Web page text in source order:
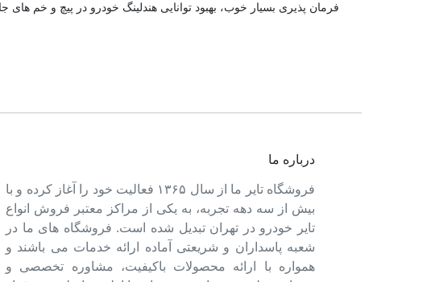
فرمان پذیری بسیار خوب، بهبود توانایی هندلینگ خودرو در پیچ و خم
درباره ما
فروشگاه تایر ما از سال ۱۳۶۵ فعالیت خود را آغاز کرده و با
بیش از سه دهه تجربه، به یکی از مراکز معتبر فروش انواع
تایر خودرو در تهران تبدیل شده است. فروشگاه های ما در
شعبه پاسداران و شریعتی آماده ارائه خدمات می باشند و
همواره با ارائه محصولات باکیفیت، مشاوره تخصصی و